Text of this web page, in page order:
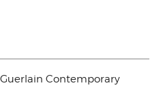
Contemporary